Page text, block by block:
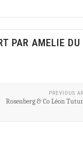
PAR AMELIE
PREVIOUS
Rosenberg & Co Léon